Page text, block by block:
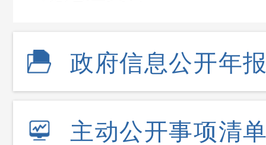
政府信息公开年
主动公开事项清